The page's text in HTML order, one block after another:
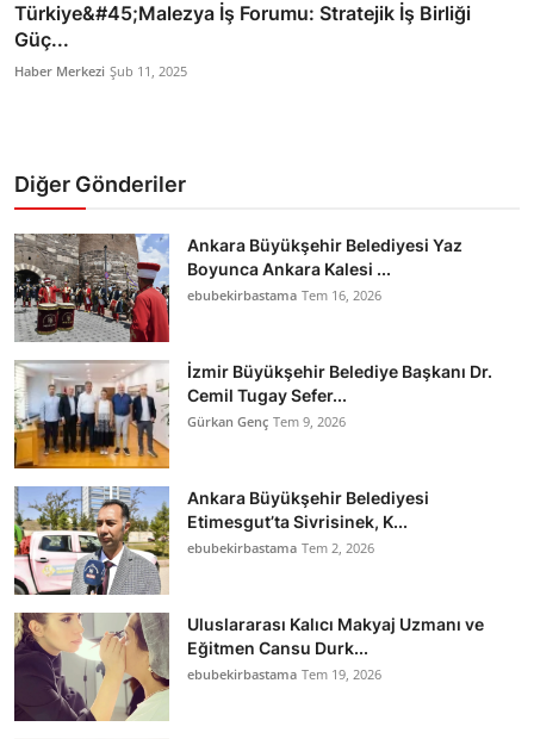
Türkiye&#45;Malezya İş Forumu: Stratejik İş Birliği
Güç...
Haber Merkezi Şub 11, 2025
Diğer Gönderiler
Ankara Büyükşehir Belediyesi Yaz
Boyunca Ankara Kalesi ...
ebubekirbastama Tem 16, 2026
İzmir Büyükşehir Belediye Başkanı Dr.
Cemil Tugay Sefer...
Gürkan Genç Tem 9, 2026
Ankara Büyükşehir Belediyesi
Etimesgut’ta Sivrisinek, K...
ebubekirbastama Tem 2, 2026
Uluslararası Kalıcı Makyaj Uzmanı ve
Eğitmen Cansu Durk...
ebubekirbastama Tem 19, 2026